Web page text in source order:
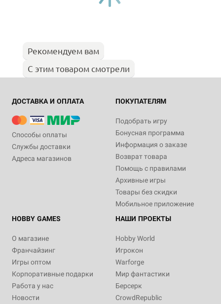
Рекомендуем вам
С этим товаром смотрели
ДОСТАВКА И ОПЛАТА
Способы оплаты
Службы доставки
Адреса магазинов
ПОКУПАТЕЛЯМ
Подобрать игру
Бонусная программа
Информация о заказе
Возврат товара
Помощь с правилами
Архивные игры
Товары без скидки
Мобильное приложение
HOBBY GAMES
О магазине
Франчайзинг
Игры оптом
Корпоративные подарки
Работа у нас
Новости
НАШИ ПРОЕКТЫ
Hobby World
Игрокон
Warforge
Мир фантастики
Берсерк
CrowdRepublic